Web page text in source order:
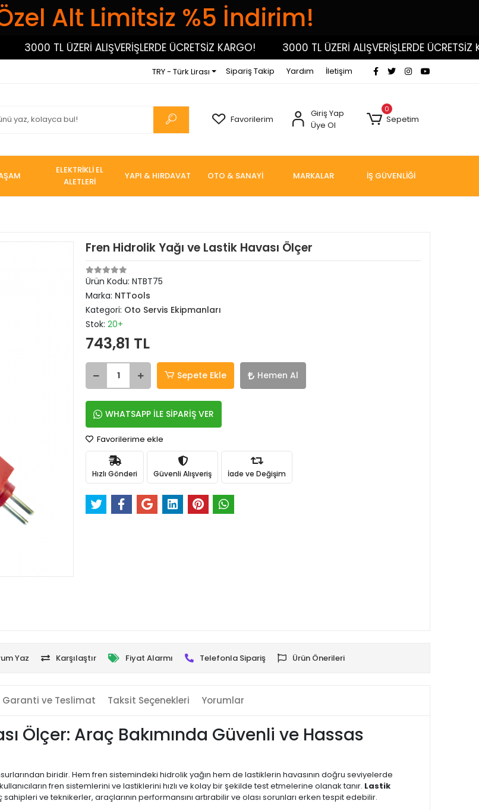
Alt Limitsiz %5 İndirim!
TL ÜZERİ ALIŞVERİŞLERDE ÜCRETSİZ KARGO! 3000 TL ÜZERİ ALIŞVERİŞLERDE ÜCRETSİZ
TRY - Türk Lirası Sipariş Takip Yardım İletişim
Favorilerim
Giriş Yap
Üye Ol
0
Sepetim
ELEKTRİKLİ EL
ALETLERİ
YAPI & HIRDAVAT OTO & SANAYİ MARKALAR İŞ GÜVENLİĞİ
Fren Hidrolik Yağı ve Lastik Havası Ölçer
Ürün Kodu: NTBT75
Marka: NTTools
Kategori: Oto Servis Ekipmanları
Stok: 20+
743,81 TL
Sepete Ekle Hemen Al
WHATSAPP İLE SİPARİŞ VER
Favorilerime ekle
Hızlı Gönderi Güvenli Alışveriş İade ve Değişim
Yaz Karşılaştır Fiyat Alarmı Telefonla Sipariş Ürün Önerileri
Garanti ve Teslimat Taksit Seçenekleri Yorumlar
Ölçer: Araç Bakımında Güvenli ve Hassas
biridir. Hem fren sistemindeki hidrolik yağın hem de lastiklerin havasının doğru seviyelerde
fren sistemlerini ve lastiklerini hızlı ve kolay bir şekilde test etmelerine olanak tanır. Lastik
ve teknikerler, araçlarının performansını artırabilir ve olası sorunları erken tespit edebilir.